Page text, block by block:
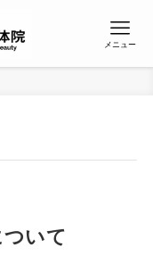
メニュー
いて